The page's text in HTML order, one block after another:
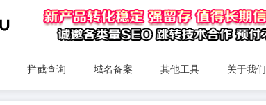
拦截查询 域名备案 其他工具 关于我们